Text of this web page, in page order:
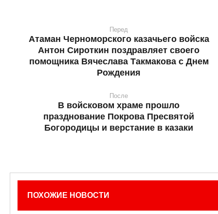
Перед
Атаман Черноморского казачьего войска
Антон Сироткин поздравляет своего
помощника Вячеслава Такмакова с Днем
Рождения
После
В войсковом храме прошло
празднование Покрова Пресвятой
Богородицы и верстание в казаки
ПОХОЖИЕ НОВОСТИ